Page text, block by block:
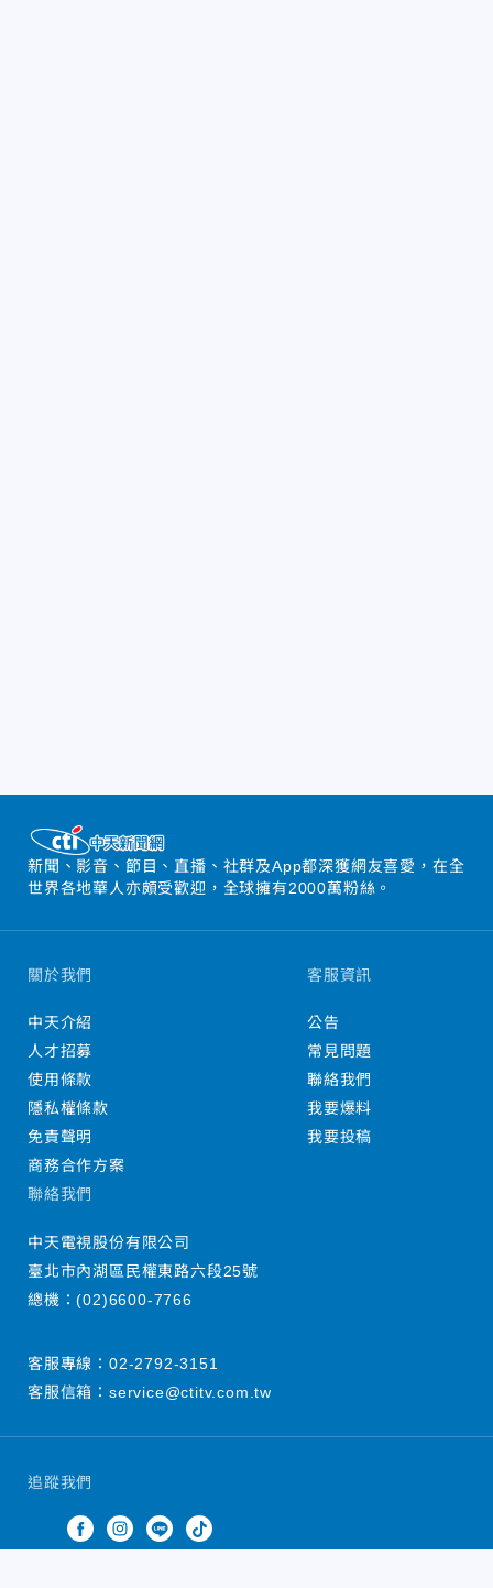
新聞、影音、節目、直播、社群及App都深獲網友喜愛，在全
世界各地華人亦頗受歡迎，全球擁有2000萬粉絲。
追蹤我們
關於我們
中天介紹
人才招募
使用條款
隱私權條款
免責聲明
商務合作方案
客服資訊
公告
常見問題
聯絡我們
我要爆料
我要投稿
聯絡我們
中天電視股份有限公司
臺北市內湖區民權東路六段25號
總機：(02)6600-7766
客服專線： 02-2792-3151
客服信箱： service@ctitv.com.tw